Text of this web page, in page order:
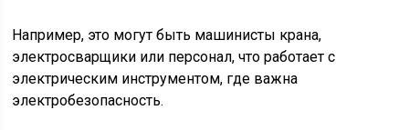
Например, это могут быть машинисты крана,
электросварщики или персонал, что работает с
электрическим инструментом, где важна
электробезопасность.